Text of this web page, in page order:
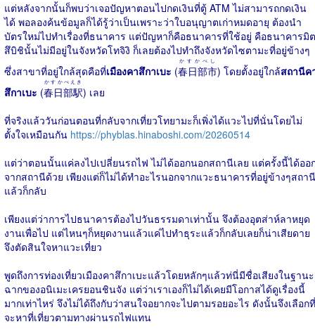
แต่หลังจากนั้นก็พบว่าเจอปัญหาตอนไปกดเงินที่ตู้ ATM ไม่สามารถกดเงิน
ได้ พอลองค้นข้อมูลก็ได้รู้ว่าเป็นเพราะว่าใบอนุญาตเก่าหมดอายุ ต้องนำ
บัตรใหม่ไปทำเรื่องที่ธนาคาร แต่ปัญหาก็คือธนาคารที่ใช้อยู่ คือธนาคารมิต
สึบิชินั้นไม่มีอยู่ในจังหวัดโทจิงิ ก็เลยต้องไปทำถึงจังหวัดไซตามะที่อยู่ข้างๆ
ซึ่งสาขาที่อยู่ใกล้สุดคือที่เมืองคาสึกาเบะ (春日部市
かすかべし
) โดยตั้งอยู่ใกล้สถานีค
สึกาเบะ (春日部駅
かすかべえき
) เลย
ที่จริงแล้ววันก่อนตอนที่กลับจากเที่ยวโทยามะก็เพิ่งได้แวะไปที่นั่นโดยไม่
ตั้งใจเหมือนกัน https://phyblas.hinaboshi.com/20260514
แต่ว่าตอนนั้นแค่ลงไปเปลี่ยนรถไฟ ไม่ได้ออกนอกสถานีเลย แต่ครั้งนี้ได้ออ
จากสถานีด้วย เพียงแต่ก็ไม่ได้ทำอะไรนอกจากแวะธนาคารที่อยู่ข้างๆสถานี
แล้วก็กลับ
เพียงแต่ว่าการไปธนาคารต้องไปวันธรรมดาเท่านั้น จึงต้องอุตส่าห์ลาหยุด
งานเพื่อไป แต่ไหนๆก็หยุดงานแล้วแค่ไปทำธุระแล้วก็กลับเลยก็น่าเสียดาย
จึงตัดสินใจหาแวะเที่ยว
พูดถึงการท่องเที่ยวเมืองคาสึกาเบะแล้วโดยหลักๆแล้วท่นี่มีชื่อเสียงในฐานะ
ฉากของอนิเมะเครยอนชินจัง แต่ว่าเราเองก็ไม่ได้เคยมีโอกาสได้ดูเรื่องนี้
มากเท่าไหร่ จึงไม่ได้ถึงกับว่าสนใจอยากจะไปตามรอยอะไร ดังนั้นจึงเลือกที่
จะหาที่เที่ยวตามทางผ่านรถไฟแทน